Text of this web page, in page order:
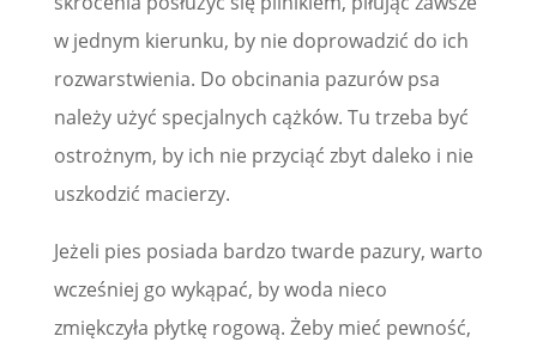
w jednym kierunku, by nie doprowadzić do ich
rozwarstwienia. Do obcinania pazurów psa
należy użyć specjalnych cążków. Tu trzeba być
ostrożnym, by ich nie przyciąć zbyt daleko i nie
uszkodzić macierzy.
Jeżeli pies posiada bardzo twarde pazury, warto
wcześniej go wykąpać, by woda nieco
zmiękczyła płytkę rogową. Żeby mieć pewność,